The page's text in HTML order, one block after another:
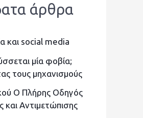
άρθρα
και social media
μία φοβία;
τους μηχανισμούς
Ο Πλήρης Οδηγός
και Αντιμετώπισης